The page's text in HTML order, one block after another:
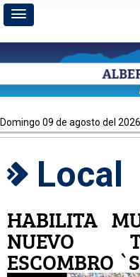
domingo 09 de agosto del
Local
HABILITA
NUEVO
ESCOMBRO